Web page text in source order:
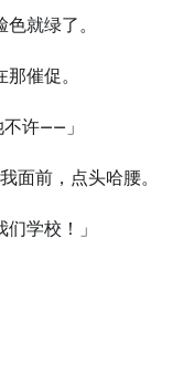
就绿了。
催促。
不许——」
面前，点头哈腰。
学校！」